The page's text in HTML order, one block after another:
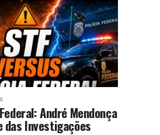
André Mendonça
das Investigações